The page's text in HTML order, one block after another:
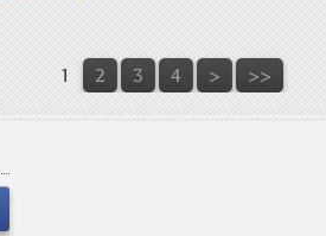
1 2 3 4 > >>